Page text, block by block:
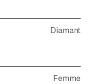
Diamant
Femme